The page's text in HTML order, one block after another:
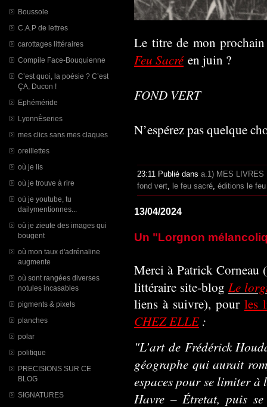
Boussole
C.A.P de lettres
carottages littéraires
Compile Face-Bouquienne
C’est quoi, la poésie ? C’est
ÇA, Ducon !
Ephéméride
LyonnÈseries
mes clics sans mes claques
oreillettes
où je lis
où je trouve à rire
où je youtube, tu
dailymentionnes...
où je zieute des images qui
bougent
où mon taux d'adrénaline
augmente
où sont rangées diverses
notules incasables
pigments & pixels
planches
polar
politique
PRECISIONS SUR CE
BLOG
SIGNATURES
Le titre de mon
Feu Sacré en juin ?
FOND VERT
N’espérez pas quelque
23:11 Publié dans a.1) MES LIVRES
fond vert, le feu sacré, éditions le
13/04/2024
Un "Lorgnon
Merci à Patrick Corneau
littéraire site-blog Le
liens à suivre), pour les
CHEZ ELLE:
"L’art de Frédérick
géographe qui aurait
espaces pour se limiter
Havre – Étretat, puis